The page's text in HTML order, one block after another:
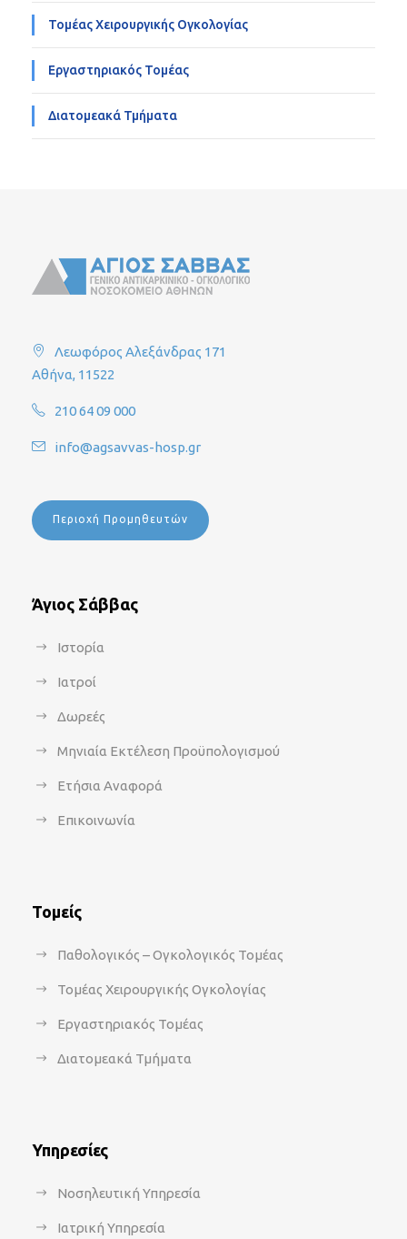
Τομέας Χειρουργικής Ογκολογίας
Εργαστηριακός Τομέας
Διατομεακά Τμήματα
Λεωφόρος Αλεξάνδρας 171
Αθήνα, 11522
210 64 09 000
info@agsavvas-hosp.gr
Περιοχή Προμηθευτών
Άγιος Σάββας
Ιστορία
Ιατροί
Δωρεές
Μηνιαία Εκτέλεση Προϋπολογισμού
Ετήσια Αναφορά
Επικοινωνία
Τομείς
Παθολογικός – Ογκολογικός Τομέας
Τομέας Χειρουργικής Ογκολογίας
Εργαστηριακός Τομέας
Διατομεακά Τμήματα
Υπηρεσίες
Νοσηλευτική Υπηρεσία
Ιατρική Υπηρεσία